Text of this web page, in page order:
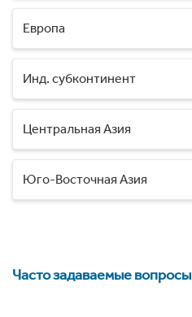
Европа
Инд. субконтинент
Центральная Азия
Юго-Восточная Азия
Часто задаваемые вопросы